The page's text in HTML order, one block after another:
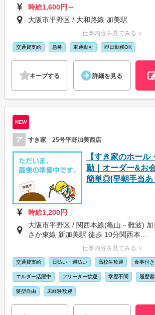
時給1,600円～
大阪市平野区 / 大和路線 加美駅
仕事内容を見てみる ∨
交通費支給 急募 車通勤可 即日勤務OK
キープする 詳細を見る
NEW
ア すき家 25号平野加美西店
【すき家のホール
勤｜オーダー&お
簡単◎[早朝手当あ
時給1,200円
大阪市平野区 / 関西本線(亀山－難波)
さか東線 新加美駅 徒歩 10分関西本...
仕事内容を見てみる ∨
交通費支給 日払い・週払い 高校生歓迎 食事付き
エルダー活躍中 フリーター歓迎 学歴不問 履歴
髪型自由 未経験歓迎